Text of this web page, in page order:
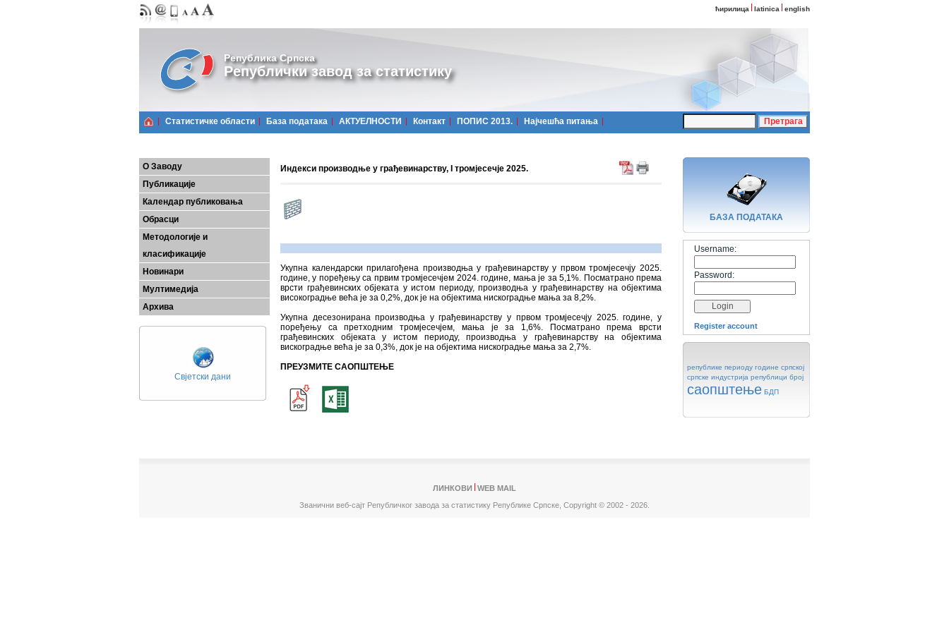
ћирилица latinica english
Република Српска
Републички завод за статистику
Статистичке области Базa података АКТУЕЛНОСТИ Контакт ПОПИС 2013. Најчешћa питања
О Заводу
Публикације
Календар публиковања
Обрасци
Методологије и
класификације
Новинари
Мултимедија
Архива
Свјетски дани
Индекси производње у грађевинарству, I тромјесечје 2025.
Укупна календарски прилагођена производња у грађевинарству у првом тромјесечју 2025.
године, у поређењу са првим тромјесечјем 2024. године, мања је за 5,1%. Посматрано према
врсти грађевинских објеката у истом периоду, производња у грађевинарству на објектима
високоградње већа је за 0,2%, док је на објектима нискоградње мања за 8,2%.
Укупна десезонирана производња у грађевинарству у првом тромјесечју 2025. године, у
поређењу са претходним тромјесечјем, мања је за 1,6%. Посматрано према врсти
грађевинских објеката у истом периоду, производња у грађевинарству на објектима
вискоградње већа је за 0,3%, док је на објектима нискоградње мања за 2,7%.
ПРЕУЗМИТЕ САОПШТЕЊЕ
БАЗA ПОДАТАКА
Username:
Password:
Register account
републике периоду године српској
српске индустрија републици број
саопштење БДП
ЛИНКОВИ
WEB MAIL
Званични веб-сајт Републичког завода за статистику Републике Српске, Copyright © 2002 - 2026.